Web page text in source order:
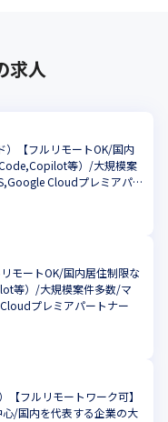
求人
）【フルリモートOK/国内
等）/大規模案
Cloudプレミアパ
モートOK/国内居住制限な
等）/大規模案件多数/マ
プレミアパートナー
フルリモートワーク可】
/国内を代表する企業の大